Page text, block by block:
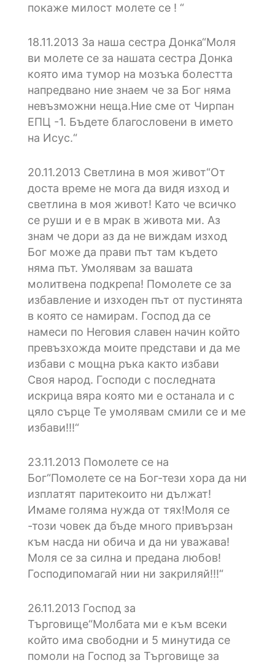
покаже милост молете се ! “
18.11.2013 3а наша сестра Донка“Моля
ви молете се за нашата сестра Донка
която има тумор на мозъка болестта
напредвано ние знаем че за Бог няма
невъзможни неща.Ние сме от Чирпан
ЕПЦ -1. Бъдете благословени в името
на Исус.“
20.11.2013 Cветлина в моя живот“От
доста време не мога да видя изход и
светлина в моя живот! Като че всичко
се руши и е в мрак в живота ми. Аз
знам че дори аз да не виждам изход
Бог може да прави път там където
няма път. Умолявам за вашата
молитвена подкрепа! Помолете се за
избавление и изходен път от пустинята
в която се намирам. Господ да се
намеси по Неговия славен начин който
превъзхожда моите представи и да ме
избави с мощна ръка както избави
Своя народ. Господи с последната
искрица вяра която ми е останала и с
цяло сърце Те умолявам смили се и ме
избави!!!“
23.11.2013 Помолете се на
Бог“Помолете се на Бог-тези хора да ни
изплатят паритекоито ни дължат!
Имаме голяма нужда от тях!Моля се
-този човек да бъде много привързан
към насда ни обича и да ни уважава!
Моля се за силна и предана любов!
Господипомагай нии ни закриляй!!!“
26.11.2013 Господ за
Търговище“Молбата ми е към всеки
който има свободни и 5 минутида се
помоли на Господ за Търговище за